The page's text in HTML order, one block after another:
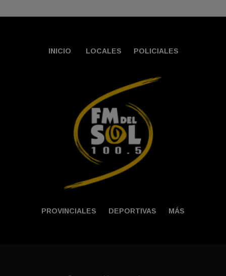
INICIO LOCALES POLICIALES
PROVINCIALES DEPORTIVAS MÁS